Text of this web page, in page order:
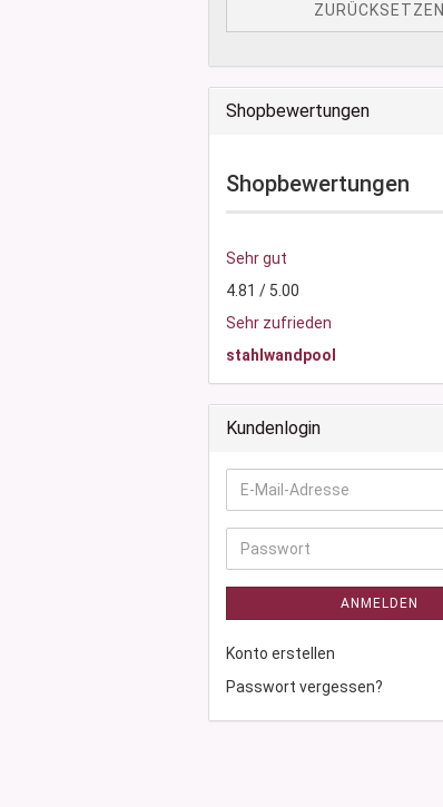
ZURÜCKSETZEN
Shopbewertungen
Shopbewertungen
Sehr gut
4.81 / 5.00
Sehr zufrieden
stahlwandpool
Kundenlogin
E-
Mail-
Adresse
Passwort
ANMELDEN
Konto erstellen
Passwort vergessen?